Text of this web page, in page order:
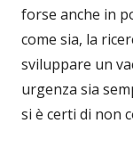
forse anche in
come sia, la
sviluppare un
urgenza sia
si è certi di non